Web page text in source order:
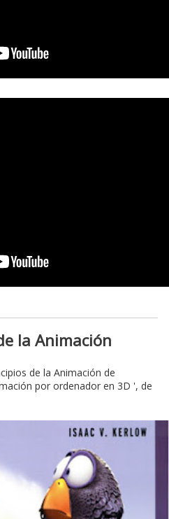
la Animación
de la Animación de
por ordenador en 3D ', de